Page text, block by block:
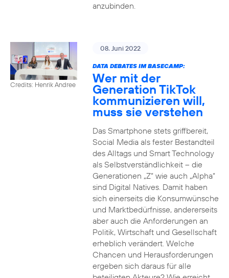
anzubinden.
Credits: Henrik Andree
08. Juni 2022
DATA DEBATES IM BASECAMP:
Wer mit der
Generation TikTok
kommunizieren will,
muss sie verstehen
Das Smartphone stets griffbereit,
Social Media als fester Bestandteil
des Alltags und Smart Technology
als Selbstverständlichkeit – die
Generationen „Z“ wie auch „Alpha“
sind Digital Natives. Damit haben
sich einerseits die Konsumwünsche
und Marktbedürfnisse, andererseits
aber auch die Anforderungen an
Politik, Wirtschaft und Gesellschaft
erheblich verändert. Welche
Chancen und Herausforderungen
ergeben sich daraus für alle